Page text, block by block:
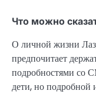
Что можно
О личной жизни
предпочитает
подробностями со
дети, но подробной